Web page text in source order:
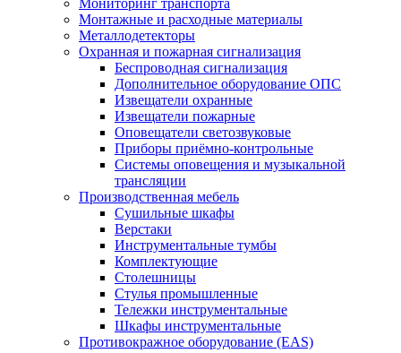
Мониторинг транспорта
Монтажные и расходные материалы
Металлодетекторы
Охранная и пожарная сигнализация
Беспроводная сигнализация
Дополнительное оборудование ОПС
Извещатели охранные
Извещатели пожарные
Оповещатели светозвуковые
Приборы приёмно-контрольные
Системы оповещения и музыкальной
трансляции
Производственная мебель
Cушильные шкафы
Верстаки
Инструментальные тумбы
Комплектующие
Столешницы
Стулья промышленные
Тележки инструментальные
Шкафы инструментальные
Противокражное оборудование (EAS)